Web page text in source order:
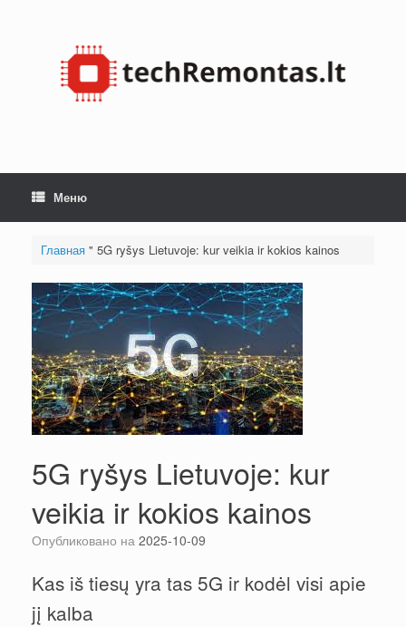
Меню
Главная" 5G ryšys Lietuvoje: kur veikia ir kokios kainos
5G ryšys Lietuvoje: kur
veikia ir kokios kainos
Опубликовано на 2025-10-09
Kas iš tiesų yra tas 5G ir kodėl visi apie
jį kalba